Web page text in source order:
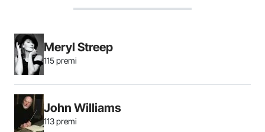
Meryl Streep
115 premi
John Williams
113 premi